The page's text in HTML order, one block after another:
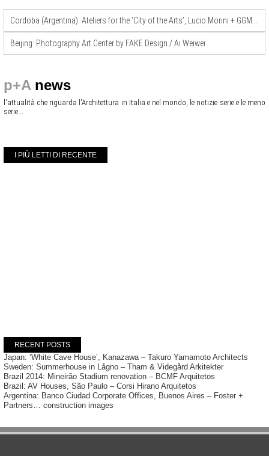
Beijing: Photography Art Center by FAKE Design / Ai Weiwei
p+A news
l'attualità che riguarda l'Architettura in Italia e nel mondo, le notizie serie e le meno
serie...
I PIÙ LETTI DI RECENTE
RECENT POSTS
Japan: ‘White Cave House’, Kanazawa – Takuro Yamamoto Architects
Sweden: Summerhouse in Lågno – Tham & Videgård Arkitekter
Brazil 2014: Mineirão Stadium renovation – BCMF Arquitetos
Brazil: AV Houses, São Paulo – Corsi Hirano Arquitetos
Argentina: Banco Ciudad Corporate Offices, Buenos Aires – Foster +
Partners… construction images